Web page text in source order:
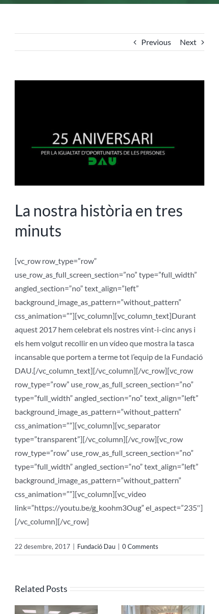
Previous Next
La nostra història en tres
minuts
[vc_row row_type=”row”
use_row_as_full_screen_section=”no” type=”full_width”
angled_section=”no” text_align=”left”
background_image_as_pattern=”without_pattern”
css_animation=””][vc_column][vc_column_text]Durant
aquest 2017 hem celebrat els nostres vint-i-cinc anys i
els hem volgut recollir en un vídeo que mostra la tasca
incansable que portem a terme tot l’equip de la Fundació
DAU.[/vc_column_text][/vc_column][/vc_row][vc_row
row_type=”row” use_row_as_full_screen_section=”no”
type=”full_width” angled_section=”no” text_align=”left”
background_image_as_pattern=”without_pattern”
css_animation=””][vc_column][vc_separator
type=”transparent”][/vc_column][/vc_row][vc_row
row_type=”row” use_row_as_full_screen_section=”no”
type=”full_width” angled_section=”no” text_align=”left”
background_image_as_pattern=”without_pattern”
css_animation=””][vc_column][vc_video
link=”https://youtu.be/g_koohm3Oug” el_aspect=”235″]
[/vc_column][/vc_row]
22 desembre, 2017 Fundació Dau 0 Comments
Related PostsFUNDACIÓ
DAU
DAU